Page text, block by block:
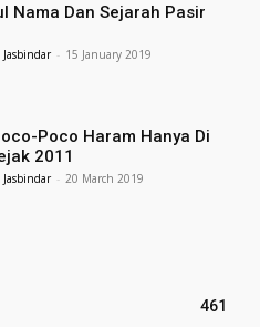
Nama Dan Sejarah Pasir
- 15 January 2019
Poco Haram Hanya Di
2011
- 20 March 2019
461